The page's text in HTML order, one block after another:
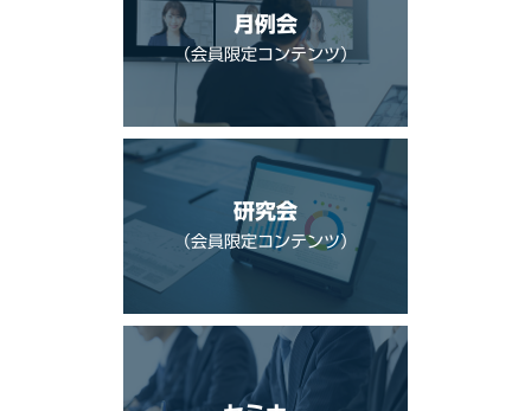
月例会
（会員限定コンテンツ）
研究会
（会員限定コンテンツ）